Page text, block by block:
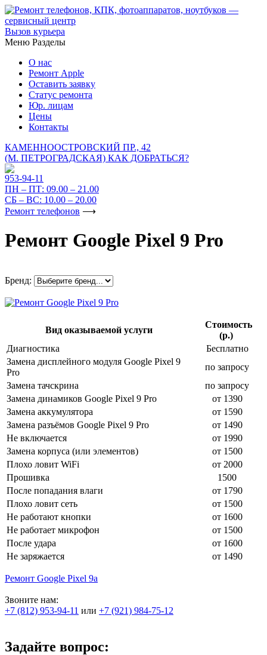
Вызов курьера
Меню Разделы
О нас
Ремонт Apple
Оставить заявку
Статус ремонта
Юр. лицам
Цены
Контакты
КАМЕННООСТРОВСКИЙ ПР., 42
(М. ПЕТРОГРАДСКАЯ) КАК ДОБРАТЬСЯ?
953-94-11
ПН – ПТ: 09.00 – 21.00
СБ – ВС: 10.00 – 20.00
Ремонт телефонов ⟶
Ремонт Google Pixel 9 Pro
Бренд:
Вид оказываемой услуги
Стоимость
(р.)
Диагностика
Бесплатно
Замена дисплейного модуля Google Pixel 9
Pro
по запросу
Замена тачскрина
по запросу
Замена динамиков Google Pixel 9 Pro
от 1390
Замена аккумулятора
от 1590
Замена разъёмов Google Pixel 9 Pro
от 1490
Не включается
от 1990
Замена корпуса (или элементов)
от 1500
Плохо ловит WiFi
от 2000
Прошивка
1500
После попадания влаги
от 1790
Плохо ловит сеть
от 1500
Не работают кнопки
от 1600
Не работает микрофон
от 1500
После удара
от 1600
Не заряжается
от 1490
Ремонт Google Pixel 9а
Звоните нам:
+7 (812) 953-94-11 или +7 (921) 984-75-12
Задайте вопрос: